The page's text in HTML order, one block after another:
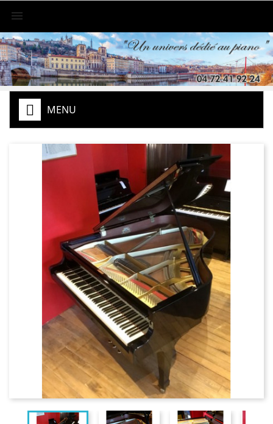

MENU